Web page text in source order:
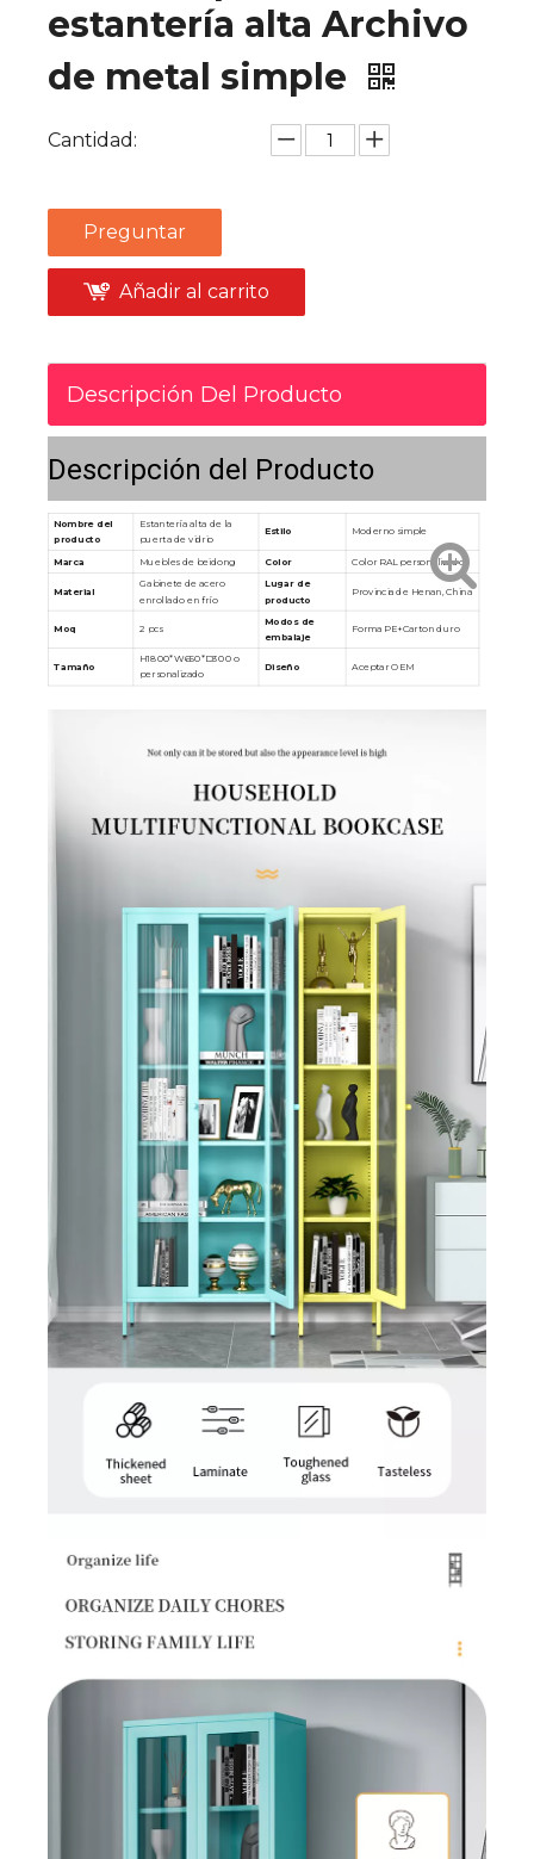
estantería alta Archivo
de metal simple
Cantidad:
Preguntar
Añadir al carrito
Descripción Del Producto
Descripción del Producto
Nombre del
producto
Estantería alta de la
puerta de vidrio
Estilo Moderno simple
Marca Muebles de beidong Color Color RAL personalizado
Material
Gabinete de acero
enrollado en frío
Lugar de
producto
Provincia de Henan, China
Moq 2 pcs
Modos de
embalaje
Forma PE+Carton duro
Tamaño
H1800*W650*D300 o
personalizado
Diseño Aceptar OEM